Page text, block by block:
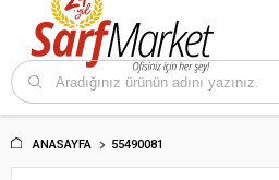
5000 TL ve Üzeri Alışverişlerde
ve Trakya İçin
ANASAYFA 55490081